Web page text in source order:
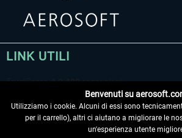
LINK UTILI
Benvenuti su
Utilizziamo i cookie. Alcuni di essi sono
per il carrello), altri ci aiutano a migliorare le
un'esperienza utente